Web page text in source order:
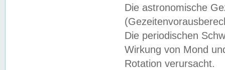
Die astronomische
Die periodischen
Wirkung von Mond
Rotation verursacht.